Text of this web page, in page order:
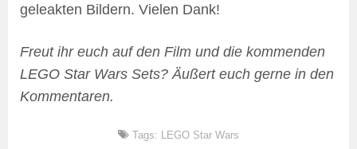
geleakten Bildern. Vielen Dank!
Freut ihr euch auf den Film und die kommenden
LEGO Star Wars Sets? Äußert euch gerne in den
Kommentaren.
Tags: LEGO Star Wars